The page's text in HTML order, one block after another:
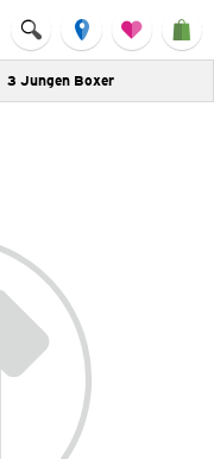
3 Jungen Boxer